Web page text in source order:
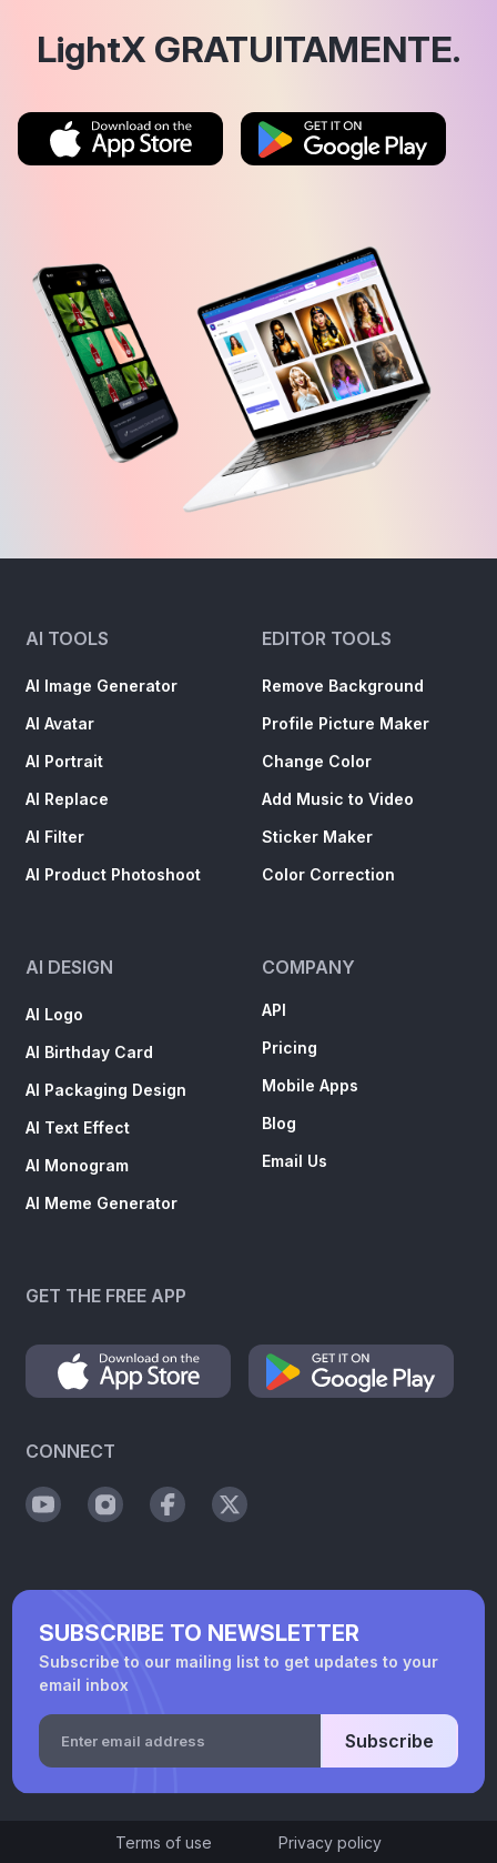
LightX GRATUITAMENTE.
AI TOOLS
AI Image Generator
AI Avatar
AI Portrait
AI Replace
AI Filter
AI Product Photoshoot
EDITOR TOOLS
Remove Background
Profile Picture Maker
Change Color
Add Music to Video
Sticker Maker
Color Correction
AI DESIGN
AI Logo
AI Birthday Card
AI Packaging Design
AI Text Effect
AI Monogram
AI Meme Generator
COMPANY
API
Pricing
Mobile Apps
Blog
Email Us
GET THE FREE APP
CONNECT
SUBSCRIBE TO NEWSLETTER
Subscribe to our mailing list to get updates to your
email inbox
Subscribe
Terms of use Privacy policy